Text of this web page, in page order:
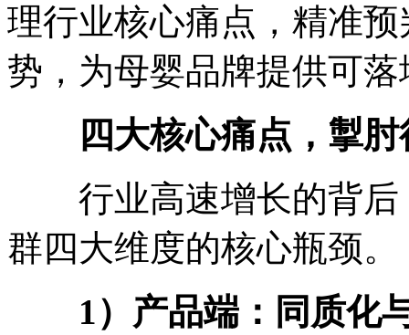
理行业核心痛点，精准
势，为母婴品牌提供可
四大核心痛点，掣
行业高速增长的背后
群四大维度的核心瓶颈。
1）产品端：同质化